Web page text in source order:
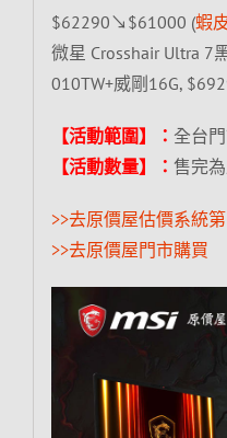
$62290↘$61000 (蝦
微星 Crosshair Ultra 7
010TW+威剛16G,
【活動範圍】： 全台
【活動數量】： 售完
>>去原價屋估價系統
>>去原價屋門市購買